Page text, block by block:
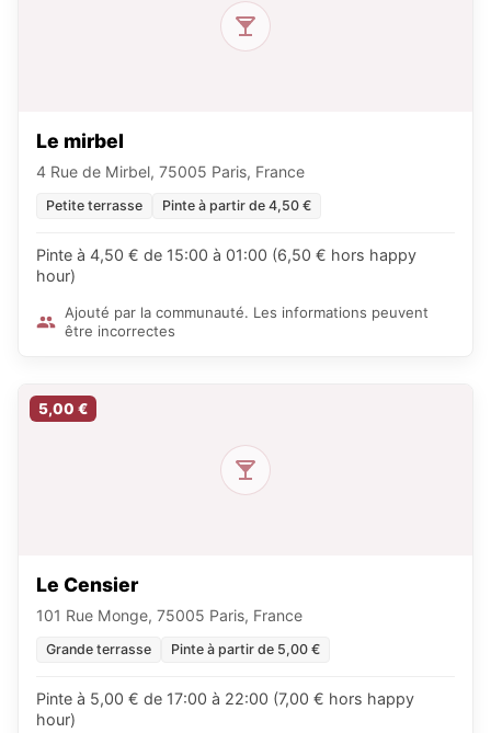
Le mirbel
4 Rue de Mirbel, 75005 Paris, France
Petite terrasse Pinte à partir de 4,50 €
Pinte à 4,50 € de 15:00 à 01:00 (6,50 € hors happy
hour)
Ajouté par la communauté. Les informations peuvent
être incorrectes
5,00 €
Le Censier
101 Rue Monge, 75005 Paris, France
Grande terrasse Pinte à partir de 5,00 €
Pinte à 5,00 € de 17:00 à 22:00 (7,00 € hors happy
hour)